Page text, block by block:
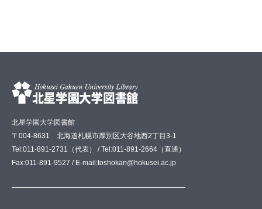
北星学園大学図書館
〒004-8631 北海道札幌市厚別区大谷地西2丁目3-1
Tel:011-891-2731（代表） / Tel:011-891-2664（直通）
Fax:011-891-9527 / E-mail:toshokan@hokusei.ac.jp